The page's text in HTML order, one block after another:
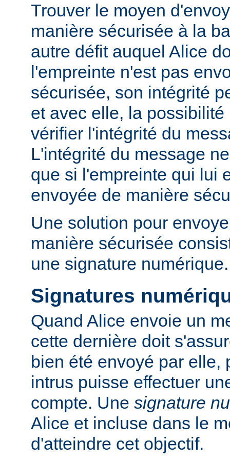
Trouver le moyen
manière sécurisée à la
autre défit auquel Alice
l'empreinte n'est pas
sécurisée, son intégrité
et avec elle, la
vérifier l'intégrité du
L'intégrité du message
que si l'empreinte qui lui
envoyée de manière
Une solution pour
manière sécurisée
une signature numérique.
Signatures
Quand Alice envoie un
cette dernière doit
bien été envoyé par elle,
intrus puisse effectuer
compte. Une signature
Alice et incluse dans le
d'atteindre cet objectif.